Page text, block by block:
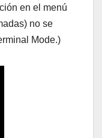
en el menú
no se
Mode.)